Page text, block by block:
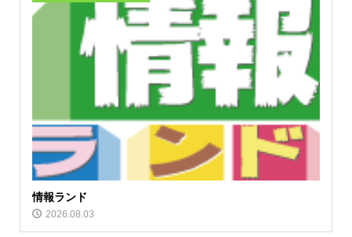
情報ランド
2026.08.03